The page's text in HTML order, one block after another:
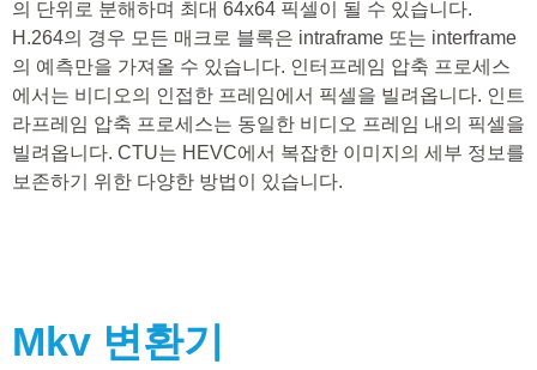
의 단위로 분해하며 최대 64x64 픽셀이 될 수 있습니다.
H.264의 경우 모든 매크로 블록은 intraframe 또는 interframe
의 예측만을 가져올 수 있습니다. 인터프레임 압축 프로세스
에서는 비디오의 인접한 프레임에서 픽셀을 빌려옵니다. 인트
라프레임 압축 프로세스는 동일한 비디오 프레임 내의 픽셀을
빌려옵니다. CTU는 HEVC에서 복잡한 이미지의 세부 정보를
보존하기 위한 다양한 방법이 있습니다.
Mkv 변환기